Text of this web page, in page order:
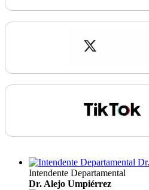
Intendente Departamental
Dr. Alejo Umpiérrez